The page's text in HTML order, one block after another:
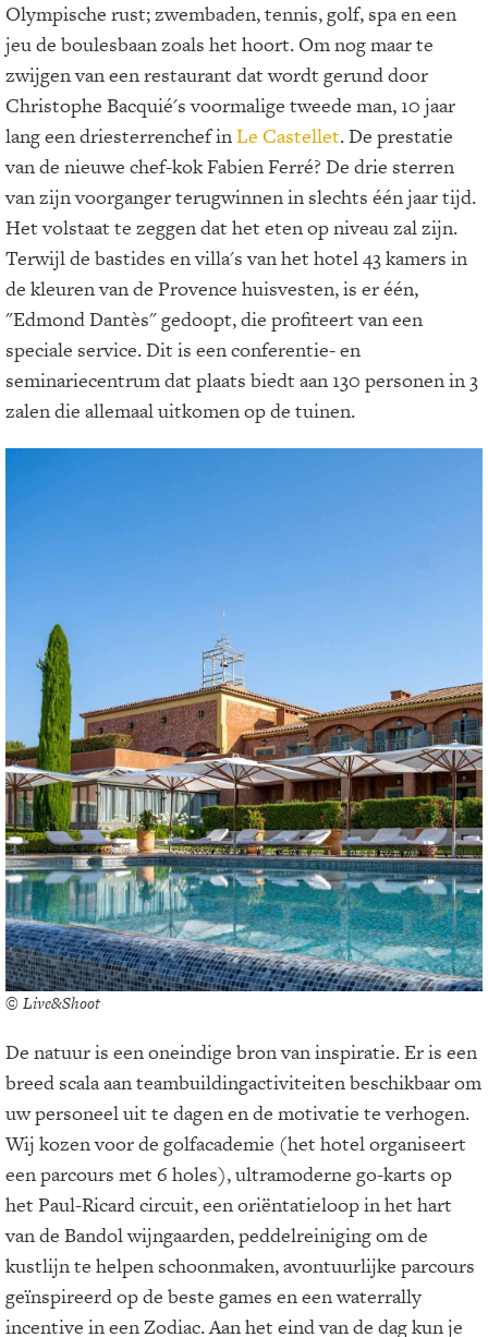
Olympische rust; zwembaden, tennis, golf, spa en een
jeu de boulesbaan zoals het hoort. Om nog maar te
zwijgen van een restaurant dat wordt gerund door
Christophe Bacquié's voormalige tweede man, 10 jaar
lang een driesterrenchef inLe Castellet. De prestatie
van de nieuwe chef-kok Fabien Ferré? De drie sterren
van zijn voorganger terugwinnen in slechts één jaar tijd.
Het volstaat te zeggen dat het eten op niveau zal zijn.
Terwijl de bastides en villa's van het hotel 43 kamers in
de kleuren van de Provence huisvesten, is er één,
"Edmond Dantès" gedoopt, die profiteert van een
speciale service. Dit is een conferentie- en
seminariecentrum dat plaats biedt aan 130 personen in 3
zalen die allemaal uitkomen op de tuinen.
© Live&Shoot
De natuur is een oneindige bron van inspiratie. Er is een
breed scala aan teambuildingactiviteiten beschikbaar om
uw personeel uit te dagen en de motivatie te verhogen.
Wij kozen voor de golfacademie (het hotel organiseert
een parcours met 6 holes), ultramoderne go-karts op
het Paul-Ricard circuit, een oriëntatieloop in het hart
van de Bandol wijngaarden, peddelreiniging om de
kustlijn te helpen schoonmaken, avontuurlijke parcours
geïnspireerd op de beste games en een waterrally
incentive in een Zodiac. Aan het eind van de dag kun je